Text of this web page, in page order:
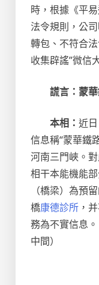
時，根據《平
法令規則，公
轉包、不符合
收集辟謠”微信
謊言：蒙
本相： 近
信息稱“蒙華鐵
河南三門峽。
相干本能機能
（橋梁）為預
橋康德診所 ，
務為不實信息
中間）